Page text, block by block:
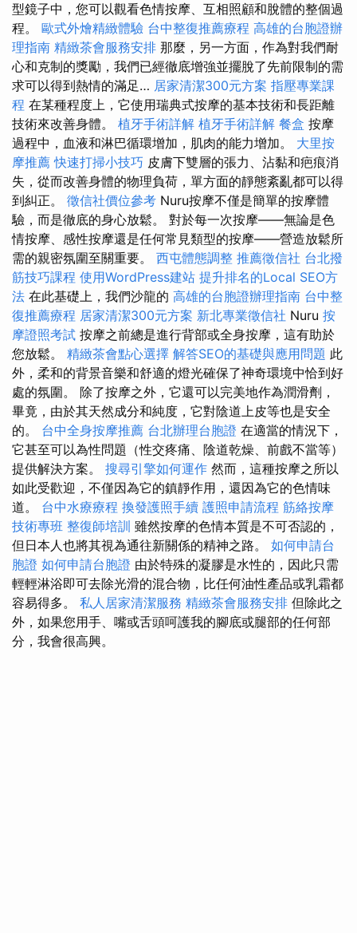
型鏡子中，您可以觀看色情按摩、互相照顧和脫體的整個過
程。 歐式外燴精緻體驗 台中整復推薦療程 高雄的台胞證辦
理指南 精緻茶會服務安排 那麼，另一方面，作為對我們耐
心和克制的獎勵，我們已經徹底增強並擺脫了先前限制的需
求可以得到熱情的滿足… 居家清潔300元方案 指壓專業課
程 在某種程度上，它使用瑞典式按摩的基本技術和長距離
技術來改善身體。 植牙手術詳解 植牙手術詳解 餐盒 按摩
過程中，血液和淋巴循環增加，肌肉的能力增加。 大里按
摩推薦 快速打掃小技巧 皮膚下雙層的張力、沾黏和疤痕消
失，從而改善身體的物理負荷，單方面的靜態紊亂都可以得
到糾正。 徵信社價位參考 Nuru按摩不僅是簡單的按摩體
驗，而是徹底的身心放鬆。 對於每一次按摩——無論是色
情按摩、感性按摩還是任何常見類型的按摩——營造放鬆所
需的親密氛圍至關重要。 西屯體態調整 推薦徵信社 台北撥
筋技巧課程 使用WordPress建站 提升排名的Local SEO方
法 在此基礎上，我們沙龍的 高雄的台胞證辦理指南 台中整
復推薦療程 居家清潔300元方案 新北專業徵信社 Nuru 按
摩證照考試 按摩之前總是進行背部或全身按摩，這有助於
您放鬆。 精緻茶會點心選擇 解答SEO的基礎與應用問題 此
外，柔和的背景音樂和舒適的燈光確保了神奇環境中恰到好
處的氛圍。 除了按摩之外，它還可以完美地作為潤滑劑，
畢竟，由於其天然成分和純度，它對陰道上皮等也是安全
的。 台中全身按摩推薦 台北辦理台胞證 在適當的情況下，
它甚至可以為性問題（性交疼痛、陰道乾燥、前戲不當等）
提供解決方案。 搜尋引擎如何運作 然而，這種按摩之所以
如此受歡迎，不僅因為它的鎮靜作用，還因為它的色情味
道。 台中水療療程 換發護照手續 護照申請流程 筋絡按摩
技術專班 整復師培訓 雖然按摩的色情本質是不可否認的，
但日本人也將其視為通往新關係的精神之路。 如何申請台
胞證 如何申請台胞證 由於特殊的凝膠是水性的，因此只需
輕輕淋浴即可去除光滑的混合物，比任何油性產品或乳霜都
容易得多。 私人居家清潔服務 精緻茶會服務安排 但除此之
外，如果您用手、嘴或舌頭呵護我的腳底或腿部的任何部
分，我會很高興。